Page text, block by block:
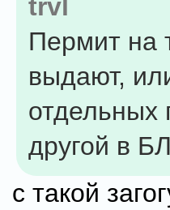
trvl
Пермит на
выдают,
отдельных
другой в
с такой